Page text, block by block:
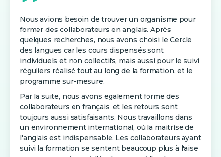
Nous avions besoin de trouver un organisme pour
former des collaborateurs en anglais. Après
quelques recherches, nous avons choisi le Cercle
des langues car les cours dispensés sont
individuels et non collectifs, mais aussi pour le suivi
réguliers réalisé tout au long de la formation, et le
programme sur-mesure.
Par la suite, nous avons également formé des
collaborateurs en français, et les retours sont
toujours aussi satisfaisants. Nous travaillons dans
un environnement international, où la maitrise de
l'anglais est indispensable. Les collaborateurs ayant
suivi la formation se sentent beaucoup plus à l'aise